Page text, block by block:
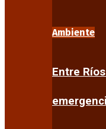
Ambiente
Entre